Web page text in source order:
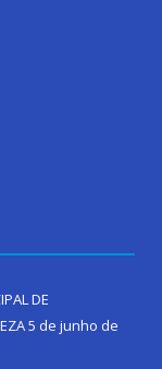
DE
5 de junho de